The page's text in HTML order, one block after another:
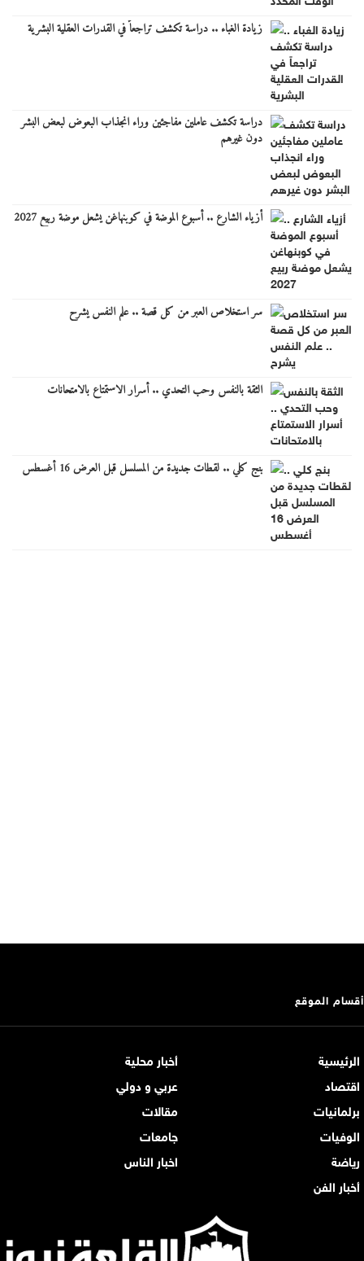
زيادة الغباء .. دراسة تكشف تراجعاً في القدرات العقلية البشرية
دراسة تكشف عاملين مفاجئين وراء انجذاب البعوض لبعض البشر
دون غيرهم
أزياء الشارع .. أسبوع الموضة في كوبنهاغن يشعل موضة ربيع 2027
سر استخلاص العبر من كل قصة .. علم النفس يشرح
الثقة بالنفس وحب التحدي .. أسرار الاستمتاع بالامتحانات
بنج كلي .. لقطات جديدة من المسلسل قبل العرض 16 أغسطس
أقسام الموقع
الرئيسية
أخبار محلية
اقتصاد
عربي و دولي
برلمانيات
مقالات
الوفيات
جامعات
رياضة
اخبار الناس
أخبار الفن